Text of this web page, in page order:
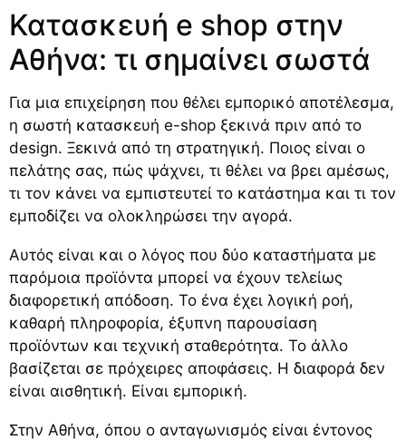
Κατασκευή e shop στην
Αθήνα: τι σημαίνει σωστά
Για μια επιχείρηση που θέλει εμπορικό αποτέλεσμα,
η σωστή κατασκευή e-shop ξεκινά πριν από το
design. Ξεκινά από τη στρατηγική. Ποιος είναι ο
πελάτης σας, πώς ψάχνει, τι θέλει να βρει αμέσως,
τι τον κάνει να εμπιστευτεί το κατάστημα και τι τον
εμποδίζει να ολοκληρώσει την αγορά.
Αυτός είναι και ο λόγος που δύο καταστήματα με
παρόμοια προϊόντα μπορεί να έχουν τελείως
διαφορετική απόδοση. Το ένα έχει λογική ροή,
καθαρή πληροφορία, έξυπνη παρουσίαση
προϊόντων και τεχνική σταθερότητα. Το άλλο
βασίζεται σε πρόχειρες αποφάσεις. Η διαφορά δεν
είναι αισθητική. Είναι εμπορική.
Στην Αθήνα, όπου ο ανταγωνισμός είναι έντονος